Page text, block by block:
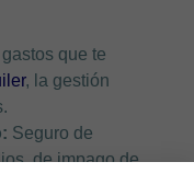
gastos que te
, la gestión
Seguro de
de impago de